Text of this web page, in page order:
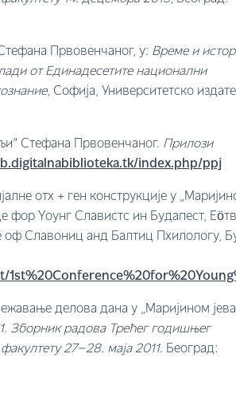
Првовенчаног, у: Време и
от Единадесетите национални
, Софија, Университетско
Стефана Првовенчаног. Прилози
index.php/ppj
отx + ген конструкције у
фор Yоунг Славистс ин Будапест,
Славониц анд Балтиц Пхилологy,
делова дана у „Маријином
. Зборник радова Трећег годишњег
27–28. маја 2011. Београд: